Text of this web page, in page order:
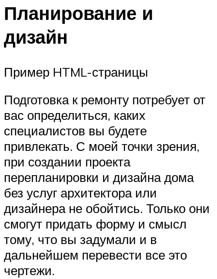
Планирование и
дизайн
Пример HTML-страницы
Подготовка к ремонту потребует от
вас определиться, каких
специалистов вы будете
привлекать. С моей точки зрения,
при создании проекта
перепланировки и дизайна дома
без услуг архитектора или
дизайнера не обойтись. Только они
смогут придать форму и смысл
тому, что вы задумали и в
дальнейшем перевести все это
чертежи.